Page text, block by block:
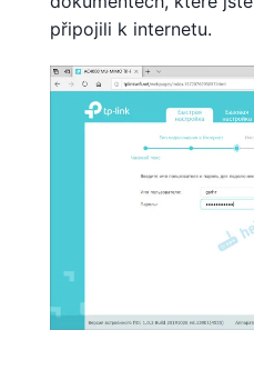
připojili k internetu.